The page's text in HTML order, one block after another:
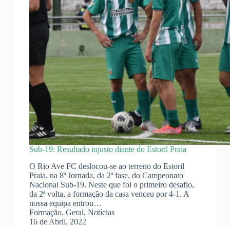
Sub-19: Resultado injusto diante do Estoril Praia
O Rio Ave FC deslocou-se ao terreno do Estoril
Praia, na 8ª Jornada, da 2ª fase, do Campeonato
Nacional Sub-19. Neste que foi o primeiro desafio,
da 2ª volta, a formação da casa venceu por 4-1. A
nossa equipa entrou…
Formação, Geral, Notícias
16 de Abril, 2022